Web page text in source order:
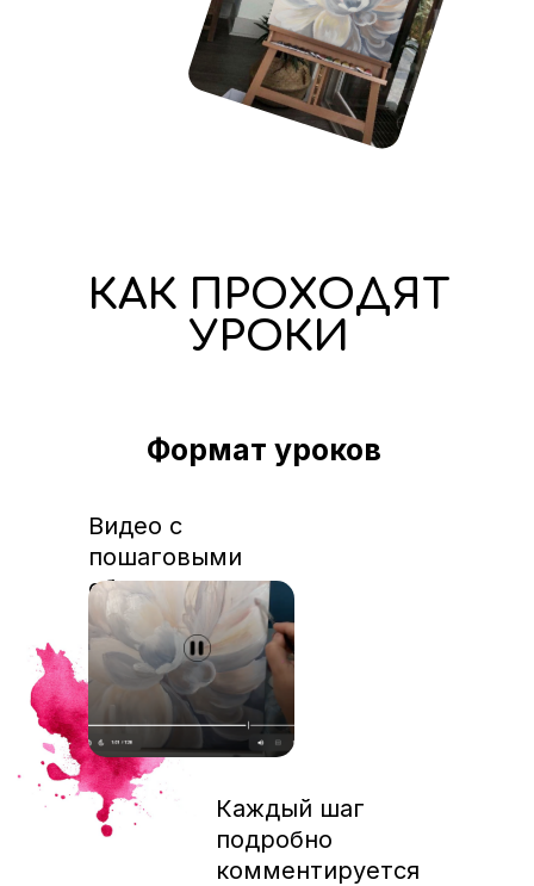
Видео с
пошаговыми
объяснениями
Каждый шаг
подробно
комментируется
КАК ПРОХОДЯТ
УРОКИ
Формат уроков